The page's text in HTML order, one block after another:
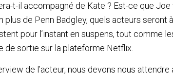
t-il accompagné de Kate ? Est-ce que Joe
plus de Penn Badgley, quels acteurs seront
pour l’instant en suspens, tout comme
de sortie sur la plateforme Netflix.
de l’acteur, nous devons nous attendre